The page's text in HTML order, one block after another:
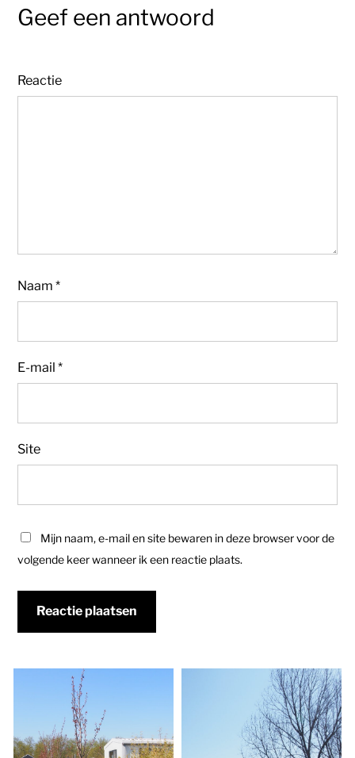
Geef een antwoord
Reactie
Naam*
E-mail*
Site
Mijn naam, e-mail en site bewaren in deze browser voor de
volgende keer wanneer ik een reactie plaats.